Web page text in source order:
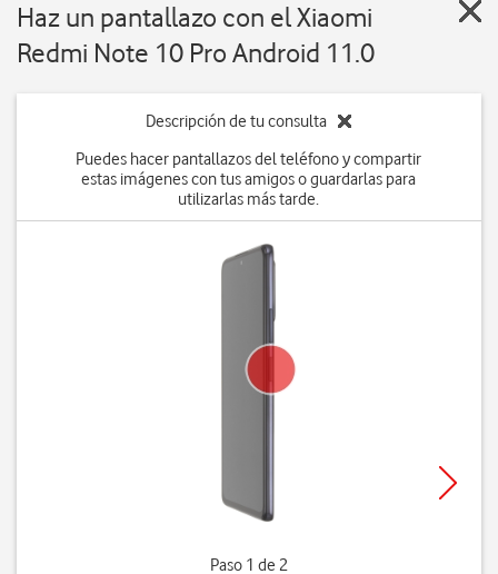
Haz un pantallazo con el Xiaomi
Redmi Note 10 Pro Android 11.0
Descripción de tu consulta
Puedes hacer pantallazos del teléfono y compartir
estas imágenes con tus amigos o guardarlas para
utilizarlas más tarde.
Paso 1 de 2